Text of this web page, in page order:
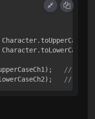
//
//